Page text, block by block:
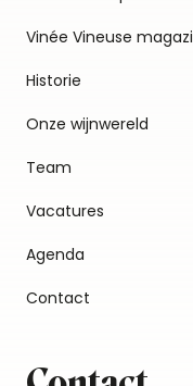
Vinée Vineuse
Historie
Onze wijnwereld
Team
Vacatures
Agenda
Contact